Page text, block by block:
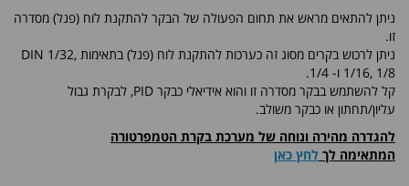
ניתן להתאים מראש את תחום הפעולה של הבקר להתקנת לוח (פנל) מסדרה
זו.
ניתן לרכוש בקרים מסוג זה כערכות להתקנת לוח (פנל) בתאימות DIN 1/32,
1/16, 1/8 ו- 1/4.
קל להשתמש בבקר מסדרה זו והוא אידיאלי כבקר PID, לבקרת גבול
עליון/תחתון או כבקר משולב.
להגדרה מהירה ונוחה של מערכת בקרת הטמפרטורה
המתאימה לך לחץ כאן